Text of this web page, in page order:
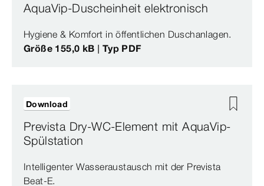
AquaVip-Duscheinheit elektronisch
Hygiene & Komfort in öffentlichen Duschanlagen.
Größe 155,0 kB | Typ PDF
Prevista Dry-WC-Element mit AquaVip-
Spülstation
Intelligenter Wasseraustausch mit der Prevista
Beat-E.
Download